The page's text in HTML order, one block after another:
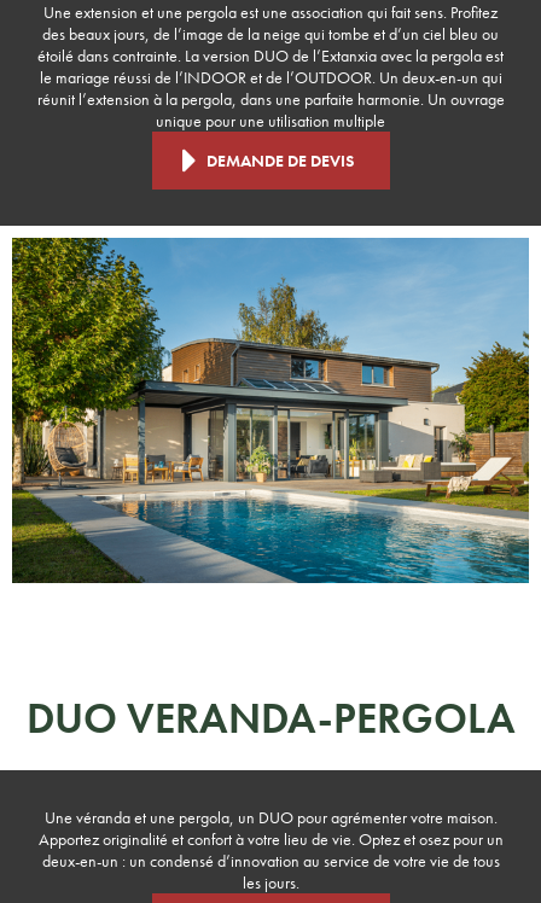
Une extension et une pergola est une association qui fait sens. Profitez
des beaux jours, de l’image de la neige qui tombe et d’un ciel bleu ou
étoilé dans contrainte. La version DUO de l’Extanxia avec la pergola est
le mariage réussi de l’INDOOR et de l’OUTDOOR. Un deux-en-un qui
réunit l’extension à la pergola, dans une parfaite harmonie. Un ouvrage
unique pour une utilisation multiple
DEMANDE DE DEVIS
DUO VERANDA-PERGOLA
Une véranda et une pergola, un DUO pour agrémenter votre maison.
Apportez originalité et confort à votre lieu de vie. Optez et osez pour un
deux-en-un : un condensé d’innovation au service de votre vie de tous
les jours.